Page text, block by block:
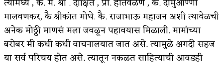
मालवणकर, कै.श्रीकांत मोघे. कै. राजाभाऊ महाजन अशी त्यावेळची
अनेक मोठ्ठी माणसं मला जवळून पहावयास मिळाली. मामांच्या
बरोबर मी कधी कधी वाचनालयात जात असे. त्यामुळे अगदी सहज
या सर्व परिचय होत असे. त्यातून नकळत साहित्याची आवडही